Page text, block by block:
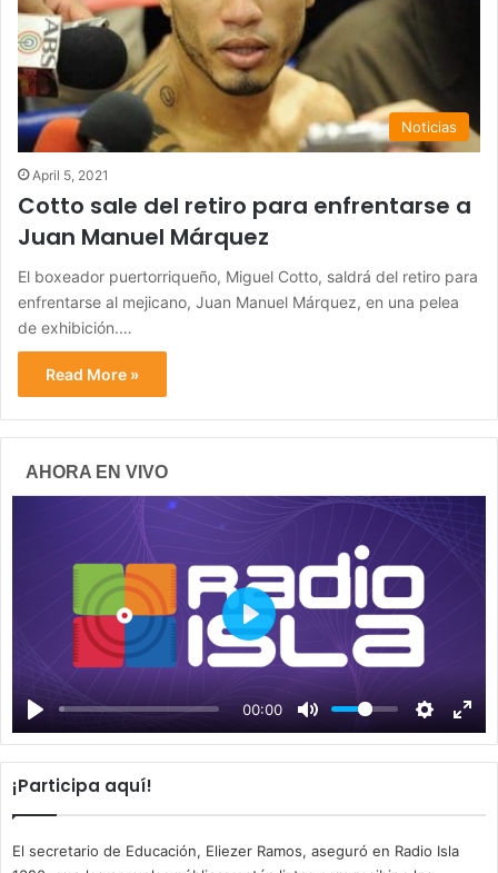
Noticias
April 5, 2021
Cotto sale del retiro para enfrentarse a
Juan Manuel Márquez
El boxeador puertorriqueño, Miguel Cotto, saldrá del retiro para
enfrentarse al mejicano, Juan Manuel Márquez, en una pelea
de exhibición.…
Read More »
AHORA EN VIVO
00:00
P
a
y
¡Participa aquí!
El secretario de Educación, Eliezer Ramos, aseguró en Radio Isla